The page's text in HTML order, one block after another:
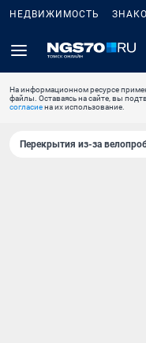
НЕДВИЖИМОСТЬ
На информационном ресурсе
файлы. Оставаясь на сайте, вы
согласиена их использование.
Перекрытия из-за